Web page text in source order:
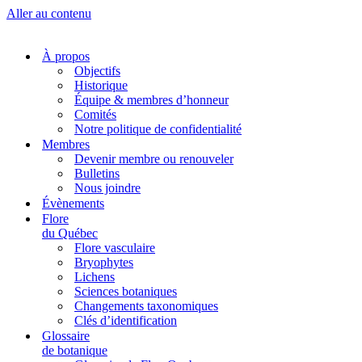
Aller au contenu
À propos
Objectifs
Historique
Équipe & membres d’honneur
Comités
Notre politique de confidentialité
Membres
Devenir membre ou renouveler
Bulletins
Nous joindre
Évènements
Flore
du Québec
Flore vasculaire
Bryophytes
Lichens
Sciences botaniques
Changements taxonomiques
Clés d’identification
Glossaire
de botanique